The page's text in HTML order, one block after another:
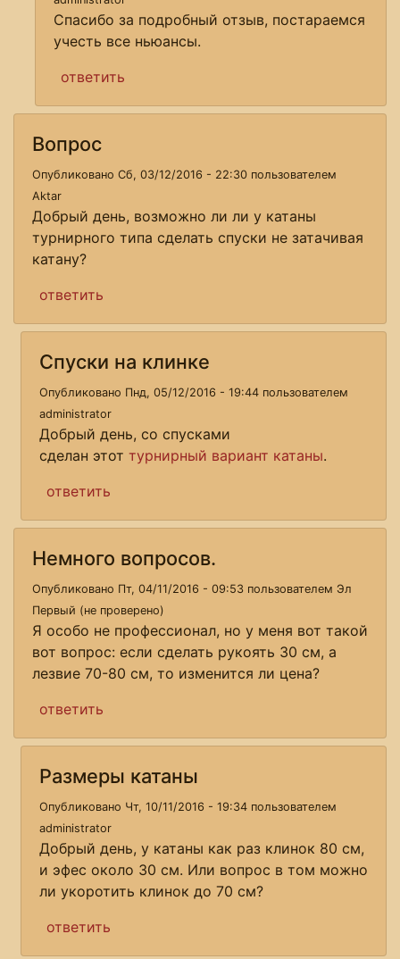
Спасибо за подробный отзыв, постараемся
учесть все ньюансы.
ответить
Вопрос
Опубликовано Сб, 03/12/2016 - 22:30 пользователем
Aktar
Добрый день, возможно ли ли у катаны
турнирного типа сделать спуски не затачивая
катану?
ответить
Спуски на клинке
Опубликовано Пнд, 05/12/2016 - 19:44 пользователем
administrator
Добрый день, со спусками
сделан этот турнирный вариант катаны.
ответить
Немного вопросов.
Опубликовано Пт, 04/11/2016 - 09:53 пользователем Эл
Первый (не проверено)
Я особо не профессионал, но у меня вот такой
вот вопрос: если сделать рукоять 30 см, а
лезвие 70-80 см, то изменится ли цена?
ответить
Размеры катаны
Опубликовано Чт, 10/11/2016 - 19:34 пользователем
administrator
Добрый день, у катаны как раз клинок 80 см,
и эфес около 30 см. Или вопрос в том можно
ли укоротить клинок до 70 см?
ответить